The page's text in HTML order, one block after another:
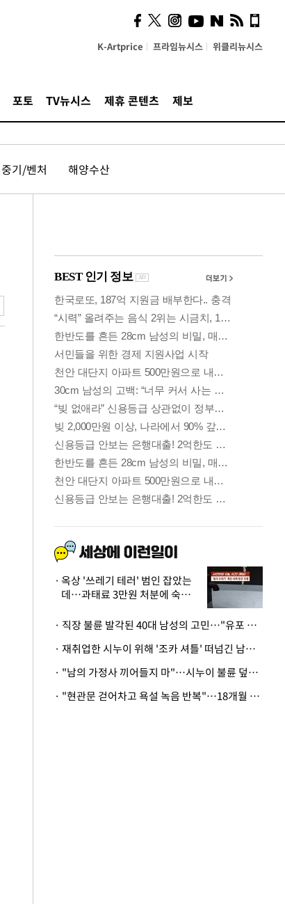
K-Artprice 프라임뉴시스 위클리뉴시스
포토 TV뉴시스 제휴 콘텐츠 제보
중기/벤처 해양수산
의견, 국토부·LH에 충실히
전달할 것"
옥상 '쓰레기 테러' 범인 잡았는
데…과태료 3만원 처분에 숙박업
· 직장 불륜 발각된 40대 남성의 고민…"유포 동료 명예훼손·협박죄 고소 가능할까"
· 재취업한 시누이 위해 '조카 셔틀' 떠넘긴 남편…아내 "난 못한다"
· "남의 가정사 끼어들지 마"…시누이 불륜 덮으려는 남편에 억울한 아내
· "현관문 걷어차고 욕설 녹음 반복"…18개월 아기 키우는 집 뒤흔든 '앞집의 비극'